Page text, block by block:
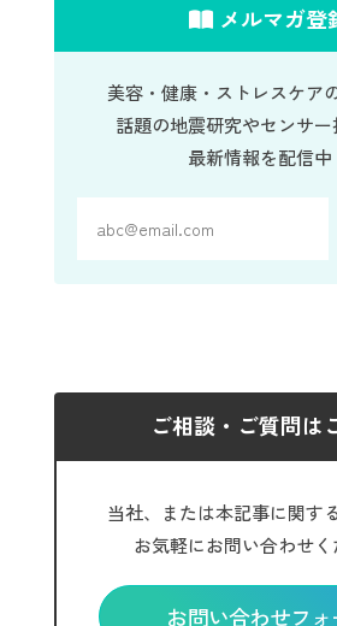
メルマガ登
美容・健康・ストレスケア
話題の地震研究やセンサー
最新情報を配信中
ご相談・ご質問は
当社、または本記事に関す
お気軽にお問い合わせく
お問い合わせフォ